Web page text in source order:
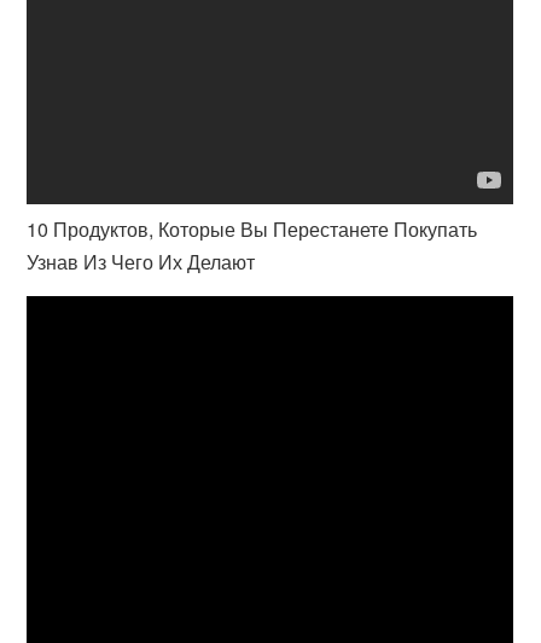
10 Продуктов, Которые Вы Перестанете Покупать
Узнав Из Чего Их Делают